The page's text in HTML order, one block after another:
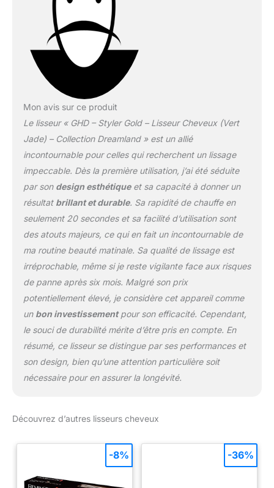
Mon avis sur ce produit
Le lisseur « GHD – Styler Gold – Lisseur Cheveux (Vert
Jade) – Collection Dreamland » est un allié
incontournable pour celles qui recherchent un lissage
impeccable. Dès la première utilisation, j’ai été séduite
par son design esthétiqueet sa capacité à donner un
résultat brillant et durable. Sa rapidité de chauffe en
seulement 20 secondes et sa facilité d’utilisation sont
des atouts majeurs, ce qui en fait un incontournable de
ma routine beauté matinale. Sa qualité de lissage est
irréprochable, même si je reste vigilante face aux risques
de panne après six mois. Malgré son prix
potentiellement élevé, je considère cet appareil comme
un bon investissementpour son efficacité. Cependant,
le souci de durabilité mérite d’être pris en compte. En
résumé, ce lisseur se distingue par ses performances et
son design, bien qu’une attention particulière soit
nécessaire pour en assurer la longévité.
Découvrez d’autres lisseurs cheveux
-8% -36%